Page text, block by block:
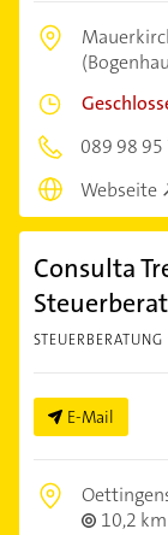
089 98 95
Webseite
Consulta
STEUERBERATUNG
E-Mail
10,2 km